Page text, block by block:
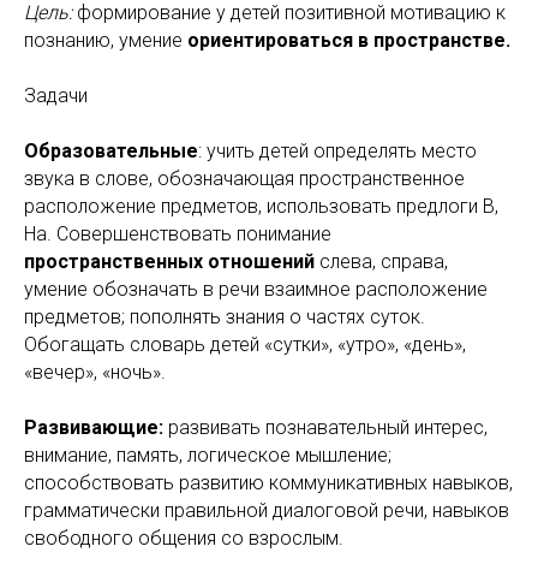
Цель:формирование у детей позитивной мотивацию к
познанию, умение ориентироваться в пространстве.
Задачи
Образовательные: учить детей определять место
звука в слове, обозначающая пространственное
расположение предметов, использовать предлоги В,
На. Совершенствовать понимание
пространственных отношений слева, справа,
умение обозначать в речи взаимное расположение
предметов; пополнять знания о частях суток.
Обогащать словарь детей «сутки», «утро», «день»,
«вечер», «ночь».
Развивающие: развивать познавательный интерес,
внимание, память, логическое мышление;
способствовать развитию коммуникативных навыков,
грамматически правильной диалоговой речи, навыков
свободного общения со взрослым.